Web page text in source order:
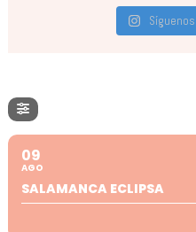
09
AGO
SALAMANCA ECLIPSA